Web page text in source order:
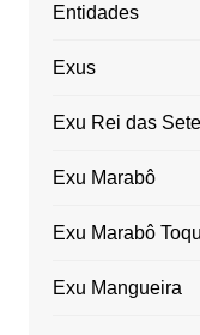
Entidades
Exus
Exu Rei das
Exu Marabô
Exu Marabô
Exu Mangueira